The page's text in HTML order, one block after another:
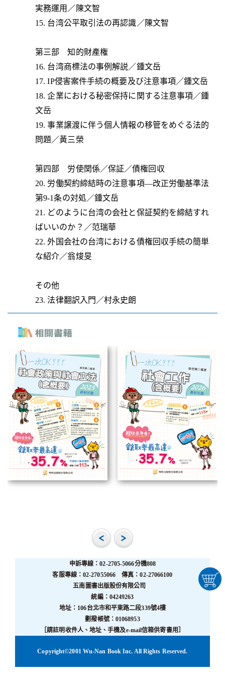
実務運用／陳文智
15. 台湾公平取引法の再認識／陳文智
第三部 知的財產権
16. 台湾商標法の事例解説／鍾文岳
17. IP侵害案件手続の概要及び注意事項／鍾文岳
18. 企業における秘密保持に関する注意事項／鍾
文岳
19. 事業譲渡に伴う個人情報の移管をめぐる法的
問題／黃三榮
第四部 労使関係／保証／債権回収
20. 労働契約締結時の注意事項—改正労働基準法
第9-1条の対処／鍾文岳
21. どのように台湾の会社と保証契約を締結すれ
ばいいのか？／范瑞華
22. 外国会社の台湾における債権回収手続の簡単
な紹介／翁焌旻
その他
23. 法律翻訳入門／村永史朗
申訴專線：02-2705-5066分機808
客服專線：02-27055066 傳真：02-27066100
五南圖書出版股份有限公司
統編：04249263
地址：106台北市和平東路二段339號4樓
劃撥帳號：01068953
［請註明收件人、地址、手機及e-mail信箱供寄書用］
Copyright©2001 Wu-Nan Book Inc. All Rights Reserved.